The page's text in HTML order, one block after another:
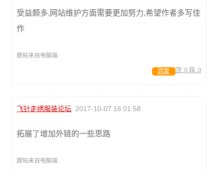
受益颇多,网站维护方面需要更加努力,希望作者多写佳
作
跟帖来自电脑端
顶: 0 踩: 0
回复
飞针走绣服装论坛 2017-10-07 16:01:58
拓展了增加外链的一些思路
跟帖来自电脑端